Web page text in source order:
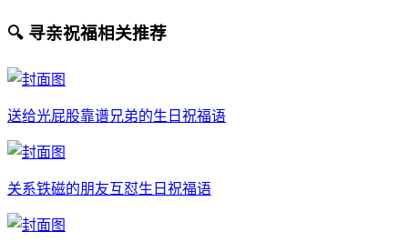
🔍 寻亲祝福相关推荐
送给光屁股靠谱兄弟的生日祝福语
关系铁磁的朋友互怼生日祝福语